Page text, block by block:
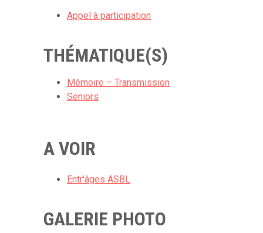
Appel à participation
THÉMATIQUE(S)
Mémoire – Transmission
Seniors
A VOIR
Entr'âges ASBL
GALERIE PHOTO